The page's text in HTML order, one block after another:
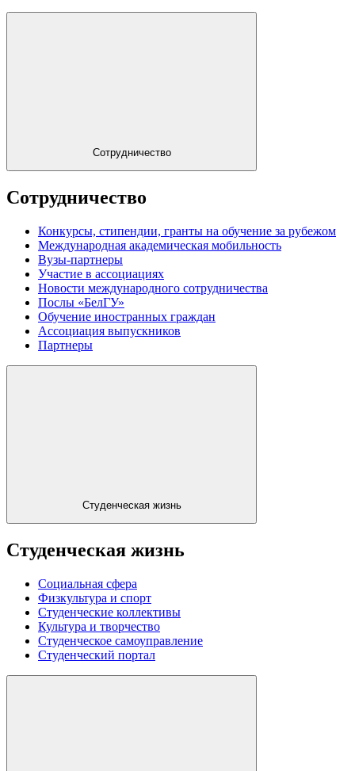
Сотрудничество
Сотрудничество
Конкурсы, стипендии, гранты на обучение за рубежом
Международная академическая мобильность
Вузы-партнеры
Участие в ассоциациях
Новости международного сотрудничества
Послы «БелГУ»
Обучение иностранных граждан
Ассоциация выпускников
Партнеры
Студенческая жизнь
Студенческая жизнь
Социальная сфера
Физкультура и спорт
Студенческие коллективы
Культура и творчество
Студенческое самоуправление
Студенческий портал